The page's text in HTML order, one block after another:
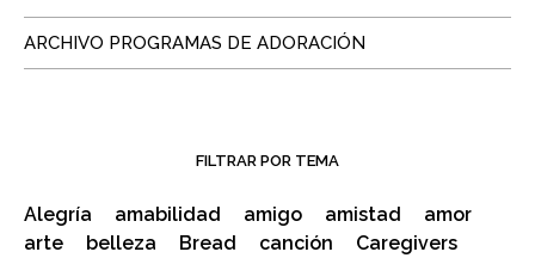
ARCHIVO PROGRAMAS DE ADORACIÓN
FILTRAR POR TEMA
Alegría amabilidad amigo amistad
amor
arte
belleza Bread canción
Caregivers